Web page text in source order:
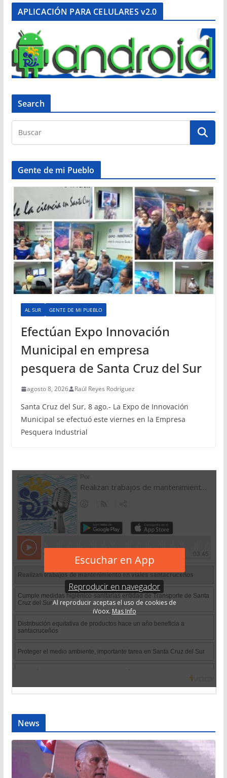
APLICACIÓN PARA CELULARES v2.0
Search
Gente de mi Pueblo
AL SUR GENTE DE MI PUEBLO
Efectúan Expo Innovación
Municipal en empresa
pesquera de Santa Cruz del Sur
agosto 8, 2026 Raúl Reyes Rodríguez
Santa Cruz del Sur, 8 ago.- La Expo de Innovación
Municipal se efectuó este viernes en la Empresa
Pesquera Industrial
News